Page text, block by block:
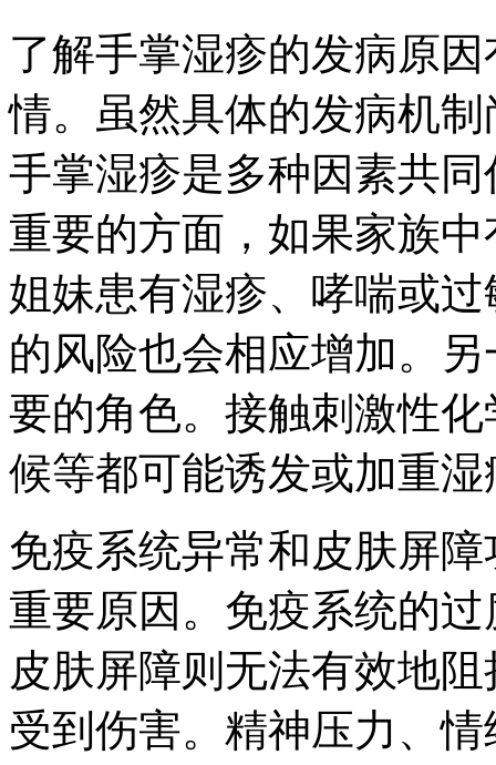
了解手掌湿疹的发病原
情。虽然具体的发病机
手掌湿疹是多种因素共
重要的方面，如果家族
姐妹患有湿疹、哮喘或
的风险也会相应增加。
要的角色。接触刺激性
候等都可能诱发或加重湿
免疫系统异常和皮肤屏
重要原因。免疫系统的
皮肤屏障则无法有效地
受到伤害。精神压力、